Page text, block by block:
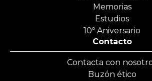
Memorias
Estudios
10º Aniversario
Contacto
Contacta con
Buzón ético